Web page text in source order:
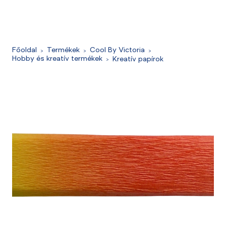
Főoldal Termékek
Cool By Victoria
Hobby és kreatív termékek
Kreatív papírok